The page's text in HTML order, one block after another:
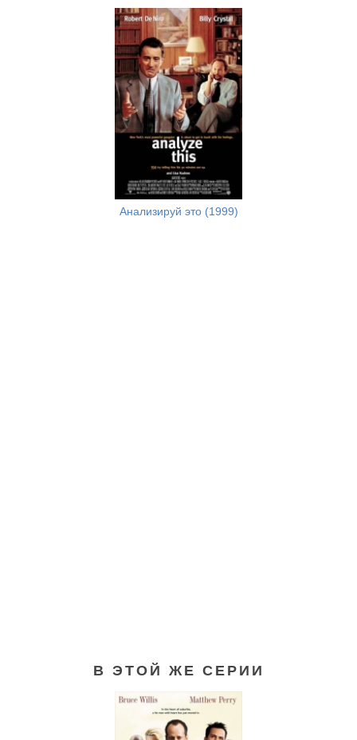
Анализируй это (1999)
В ЭТОЙ ЖЕ СЕРИИ